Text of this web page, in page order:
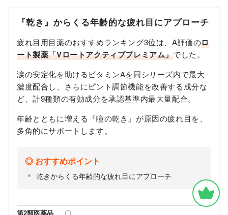
『乾き』からくる年齢的な疲れ目にアプローチ
疲れ目用目薬のおすすめランキング3位は、A評価のロ
ート製薬「Vロートアクティブプレミアム」でした。
涙の安定化を助けるビタミンAを同シリーズ内で最大
濃度配合し、さらにピント調節機能を改善する成分な
ど、計9種類の有効成分を承認基準内最大量配合。
年齢とともに増える『瞳の乾き』が原因の疲れ目を、
多角的にサポートします。
おすすめポイント
乾きからくる年齢的な疲れ目にアプローチ
第2類医薬品 〇